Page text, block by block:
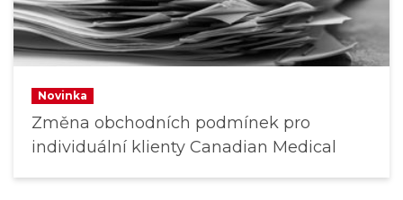
Novinka
Změna obchodních podmínek pro
individuální klienty Canadian Medical